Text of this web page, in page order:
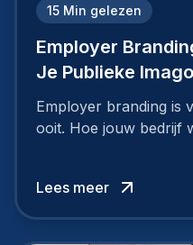
15 Min gelezen
Employer
Je Publieke
Employer branding is
ooit. Hoe jouw bedrijf
Lees meer